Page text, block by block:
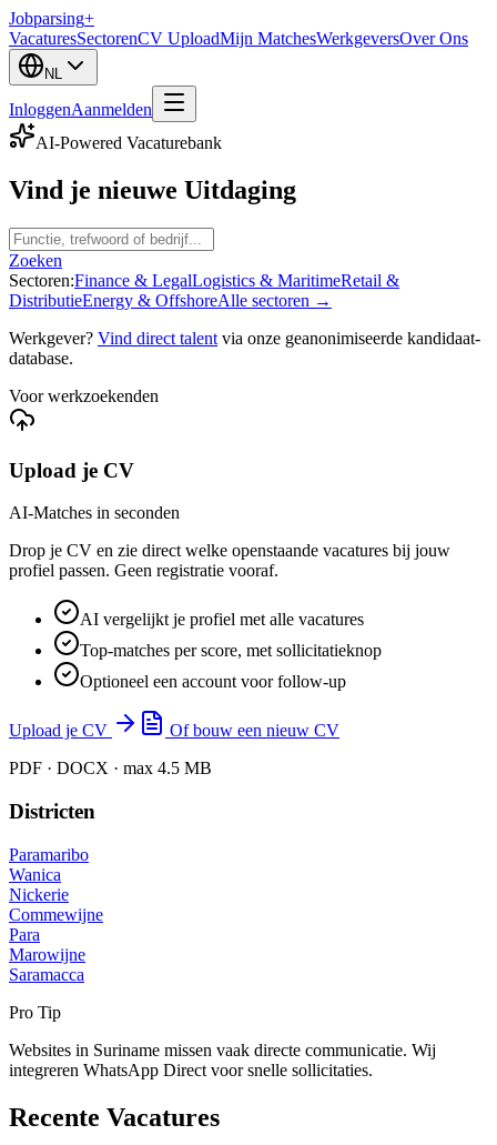
Jobparsing+
VacaturesSectorenCV UploadMijn MatchesWerkgeversOver Ons
NL
InloggenAanmelden
AI-Powered Vacaturebank
Vind je nieuwe Uitdaging
Zoeken
Sectoren:Finance & LegalLogistics & MaritimeRetail &
DistributieEnergy & OffshoreAlle sectoren →
Werkgever? Vind direct talent via onze geanonimiseerde kandidaat-
database.
Voor werkzoekenden
Upload je CV
AI-Matches in seconden
Drop je CV en zie direct welke openstaande vacatures bij jouw
profiel passen. Geen registratie vooraf.
AI vergelijkt je profiel met alle vacatures
Top-matches per score, met sollicitatieknop
Optioneel een account voor follow-up
Upload je CV
Of bouw een nieuw CV
PDF · DOCX · max 4.5 MB
Districten
Paramaribo
Wanica
Nickerie
Commewijne
Para
Marowijne
Saramacca
Pro Tip
Websites in Suriname missen vaak directe communicatie. Wij
integreren WhatsApp Direct voor snelle sollicitaties.
Recente Vacatures